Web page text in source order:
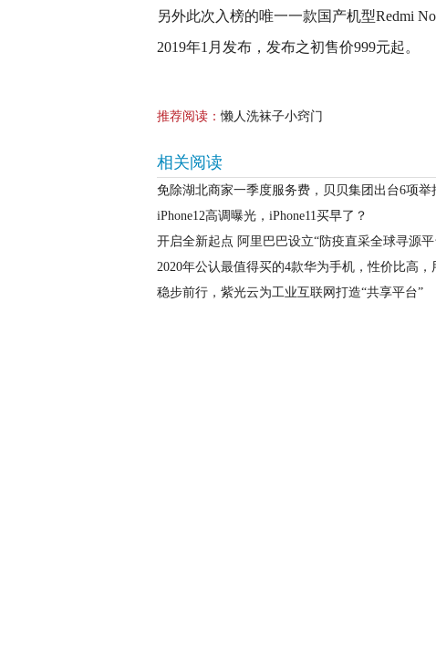
另外此次入榜的唯一一款国产机型Redmi
2019年1月发布，发布之初售价999元起。
推荐阅读：懒人洗袜子小窍门
相关阅读
免除湖北商家一季度服务费，贝贝集团出台6项举
iPhone12高调曝光，iPhone11买早了？
开启全新起点 阿里巴巴设立“防疫直采全球寻源平
2020年公认最值得买的4款华为手机，性价比高，
稳步前行，紫光云为工业互联网打造“共享平台”